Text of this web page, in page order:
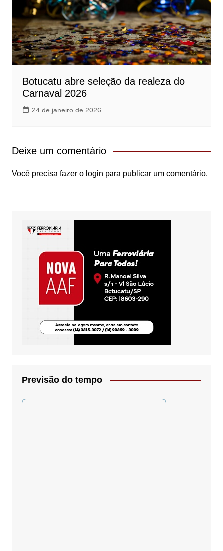
Botucatu abre seleção da realeza do
Carnaval 2026
24 de janeiro de 2026
Deixe um comentário
Você precisa fazer o login para publicar um comentário.
Previsão do tempo